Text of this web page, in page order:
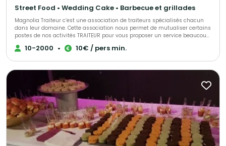
Street Food • Wedding Cake • Barbecue et grillades
Magnolia Traiteur c’est une association de traiteurs spécialisés chacun
dans leur domaine. Cette association nous permet de mutualiser certains
postes de nos activités TRAITEUR pour vous proposer un service beaucoup
plus performant à tous les niveaux, LES AVANTAGES pour mieux vous
servir : - Un standard commun pour une réponse immédiate à vos
nous vous enverrons. - Une qualité de produits irréprochables (consulter
les centaines d’avis de nos clients sur Magnolia Traiteur) - Les achats de
matières premières de base mutualisées pour des coûts optimisés sur
nos devis - Des frais de publicité partagés pour descendre nos charges
fixes et vous proposer les meilleurs tarifs. - Une offre plus large avec un
seul interlocuteur « Magnolia Traiteur» - Des devis complet avec grâce à
nos partenaires « complémentaires » et spécialistes de l’événementiel,
avec toutes les options en complément que vous désirerez comme : Un
lieu, du matériel de location, de la sonorisation, du personnel de service,
un DJ, un photobooth, une location de verre, des jeux de lumières, etc… - Et
10-2000 • 10€ / pers min.